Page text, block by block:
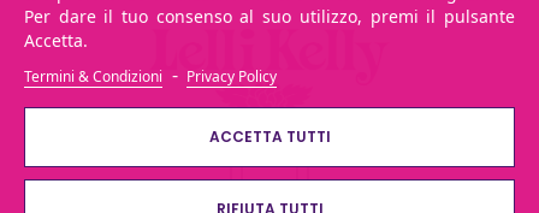
Per dare il tuo consenso al suo utilizzo, premi il pulsante
Accetta.
Termini & Condizioni - Privacy Policy
ACCETTA TUTTI
RIFIUTA TUTTI